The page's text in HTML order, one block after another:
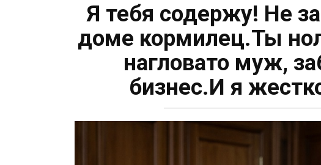
Я тебя содержу! Не
доме кормилец.Ты
нагловато муж,
бизнес.И я